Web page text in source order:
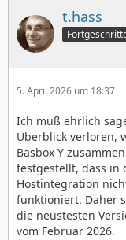
t.hass
5. April 2026 um 18:37
Ich muß ehrlich
Überblick verloren,
Basbox Y
festgestellt, dass in
Hostintegration
funktioniert. Daher
die neustesten
vom Februar 2026.